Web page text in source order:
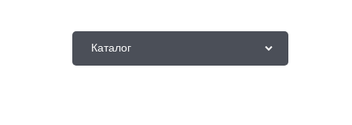
Каталог